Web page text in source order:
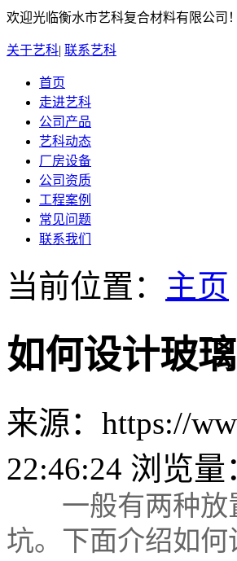
欢迎光临衡水市艺科复合材料有限公司！
关于艺科| 联系艺科
首页
走进艺科
公司产品
艺科动态
厂房设备
公司资质
工程案例
常见问题
联系我们
当前位置： 主页
如何设计玻
来源：https://
22:46:24 浏览量
一般有两种放置
坑。下面介绍如